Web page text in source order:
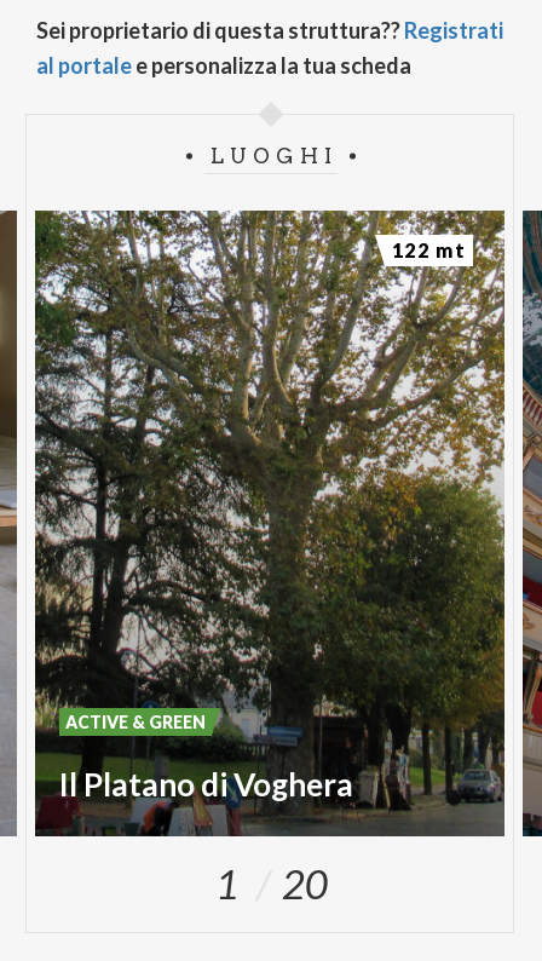
Sei proprietario di questa struttura??Registrati
al portalee personalizza la tua scheda
LUOGHI
Il Platano di Voghera
ACTIVE & GREEN
122 mt
1 20